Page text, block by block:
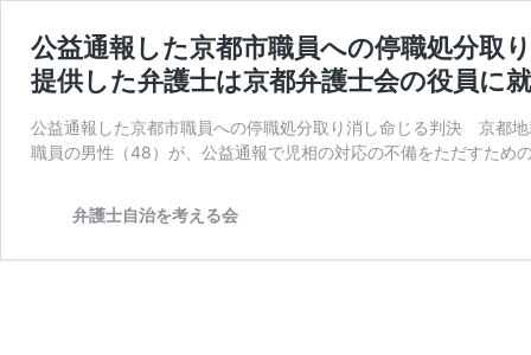
公益通報した京都市職員への停職処分取
提供した弁護士は京都弁護士会の役員に
公益通報した京都市職員への停職処分取り消し命じる判決 京都
職員の男性（48）が、公益通報で児相の対応の不備をただすた
弁護士自治を考える会